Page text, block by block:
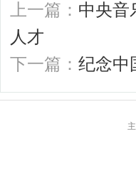
上一篇： 中央音
人才
下一篇： 纪念中